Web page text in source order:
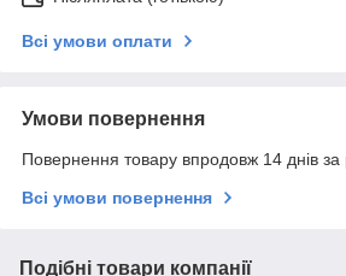
Всі умови оплати
Умови повернення
Повернення товару впродовж 14 днів за
Всі умови повернення
Подібні товари компанії